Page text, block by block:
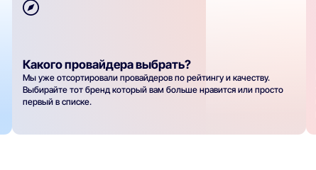
Какого провайдера выбрать?
Мы уже отсортировали провайдеров по рейтингу и качеству.
Выбирайте тот бренд который вам больше нравится или просто
первый в списке.